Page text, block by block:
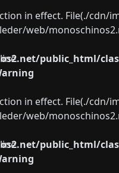
in effect. File(./
web/
public_html/
in effect. File(./
web/
public_html/